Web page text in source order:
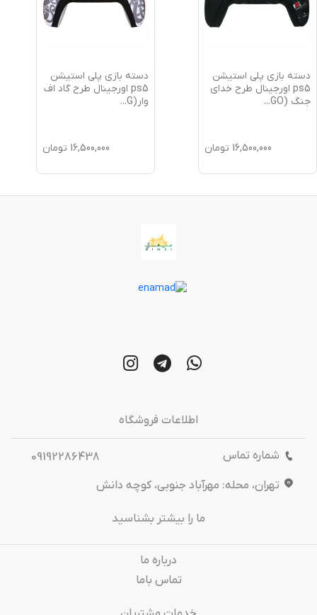
دسته بازی پلی استیشن
ps5 اورجینال طرح خدای
جنگ (GO
...
16,500,000 تومان
دسته بازی پلی استیشن
ps5 اورجینال طرح گاد اف
وار(G ...
16,500,000 تومان
اطلاعات فروشگاه
شماره تماس
09192286438
تهران، محله: مهرآباد جنوبی، کوچه دانش
ما را بیشتر بشناسید
درباره‌ ما
تماس باما